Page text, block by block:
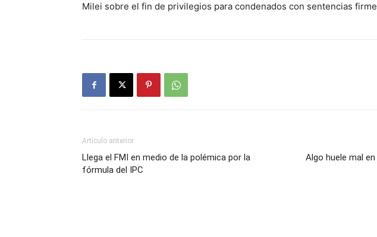
Milei sobre el fin de privilegios para condenados con sentencias
Artículo anterior
Llega el FMI en medio de la polémica por la
fórmula del IPC
Algo huele mal